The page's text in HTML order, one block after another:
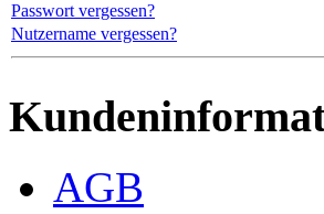
Passwort vergessen?
Nutzername vergessen?
AGB